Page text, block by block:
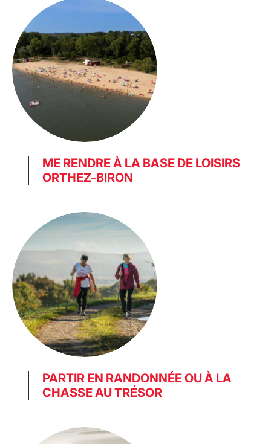
ME RENDRE À LA BASE DE LOISIRS
ORTHEZ-BIRON
PARTIR EN RANDONNÉE OU À LA
CHASSE AU TRÉSOR